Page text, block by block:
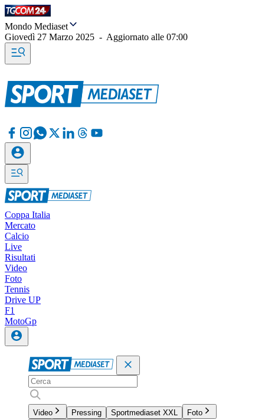
Mondo Mediaset
Giovedì 27 Marzo 2025 - Aggiornato alle 07:00
Coppa Italia
Mercato
Calcio
Live
Risultati
Video
Foto
Tennis
Drive UP
F1
MotoGp
Video Pressing Sportmediaset XXL
Foto